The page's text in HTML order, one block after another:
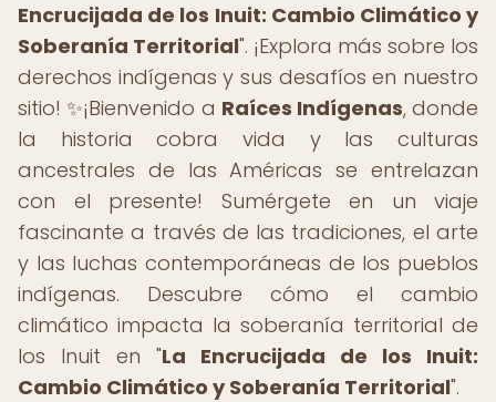
Encrucijada de los Inuit: Cambio Climático y
Soberanía Territorial". ¡Explora más sobre los
derechos indígenas y sus desafíos en nuestro
sitio! ✨¡Bienvenido a Raíces Indígenas, donde
la historia cobra vida y las culturas
ancestrales de las Américas se entrelazan
con el presente! Sumérgete en un viaje
fascinante a través de las tradiciones, el arte
y las luchas contemporáneas de los pueblos
indígenas. Descubre cómo el cambio
climático impacta la soberanía territorial de
los Inuit en "La Encrucijada de los Inuit:
Cambio Climático y Soberanía Territorial".